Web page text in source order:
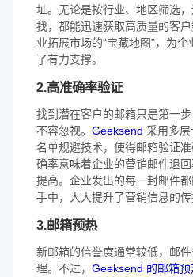
址。无论是按行业、地区筛选
找，都能迅速获取高质量的客
业拓展市场的“宝藏地图”，为
了有力支撑。
2.高准确率验证
找到潜在客户的邮箱只是第一
不容忽视。 Geeksend 采用多
名单规避技术，使得邮箱验证
确率意味着企业的营销邮件退
提高。企业发出的每一封邮件
手中，大大提升了营销信息的传
3.邮箱预热
新邮箱的信誉度通常较低，邮
理。不过， Geeksend 的邮箱预